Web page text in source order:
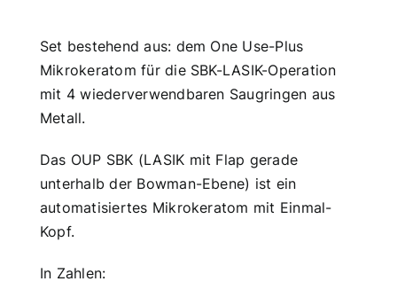
Set bestehend aus: dem One Use-Plus
Mikrokeratom für die SBK-LASIK-Operation
mit 4 wiederverwendbaren Saugringen aus
Metall.
Das OUP SBK (LASIK mit Flap gerade
unterhalb der Bowman-Ebene) ist ein
automatisiertes Mikrokeratom mit Einmal-
Kopf.
In Zahlen: